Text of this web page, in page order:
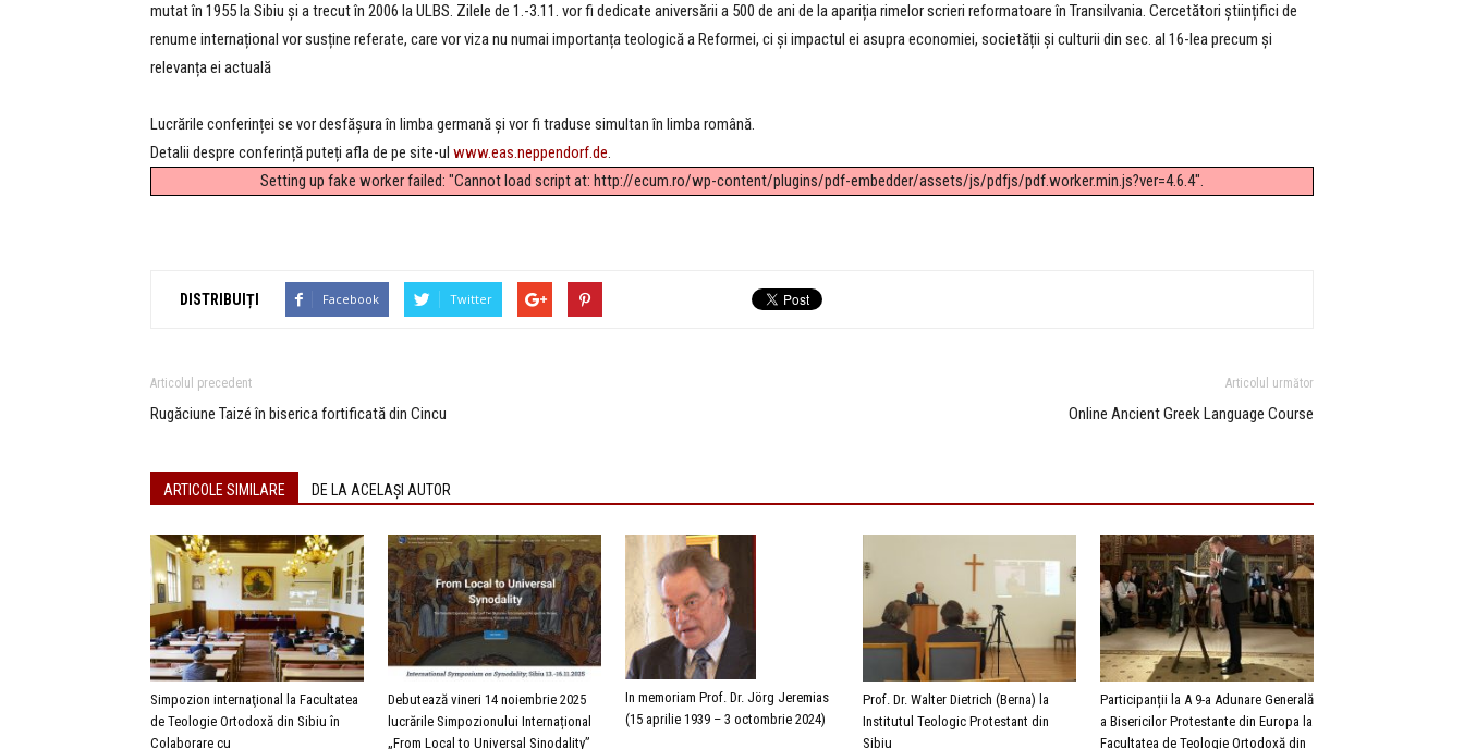
mutat în 1955 la Sibiu și a trecut în 2006 la ULBS. Zilele de 1.-3.11. vor fi dedicate aniversării a 500 de ani de la apariția rimelor scrieri reformatoare în Transilvania. Cercetători științifici de
renume internațional vor susține referate, care vor viza nu numai importanța teologică a Reformei, ci și impactul ei asupra economiei, societății și culturii din sec. al 16-lea precum și
relevanța ei actuală
Lucrările conferinței se vor desfășura în limba germană și vor fi traduse simultan în limba română.
Detalii despre conferință puteți afla de pe site-ul www.eas.neppendorf.de.
Setting up fake worker failed: "Cannot load script at: http://ecum.ro/wp-content/plugins/pdf-embedder/assets/js/pdfjs/pdf.worker.min.js?ver=4.6.4".
DISTRIBUIȚI Facebook Twitter
Articolul precedent
Rugăciune Taizé în biserica fortificată din Cincu
Articolul următor
Online Ancient Greek Language Course
ARTICOLE SIMILARE DE LA ACELAȘI AUTOR
Simpozion internaţional la Facultatea
de Teologie Ortodoxă din Sibiu în
Colaborare cu
Debutează vineri 14 noiembrie 2025
lucrările Simpozionului Internațional
„From Local to Universal Sinodality”
In memoriam Prof. Dr. Jörg Jeremias
(15 aprilie 1939 – 3 octombrie 2024)
Prof. Dr. Walter Dietrich (Berna) la
Institutul Teologic Protestant din
Sibiu
Participanții la A 9-a Adunare Generală
a Bisericilor Protestante din Europa la
Facultatea de Teologie Ortodoxă din